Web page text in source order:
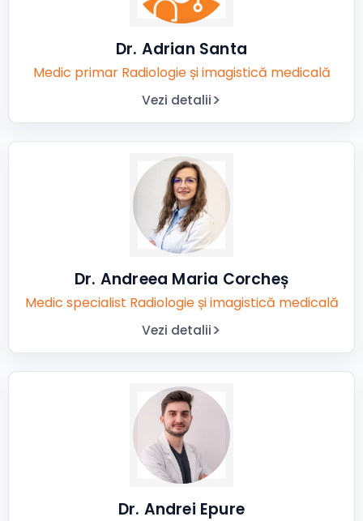
Dr. Adrian Santa
Medic primar Radiologie și imagistică medicală
Vezi detalii
Dr. Andreea Maria Corcheș
Medic specialist Radiologie și imagistică medicală
Vezi detalii
Dr. Andrei Epure